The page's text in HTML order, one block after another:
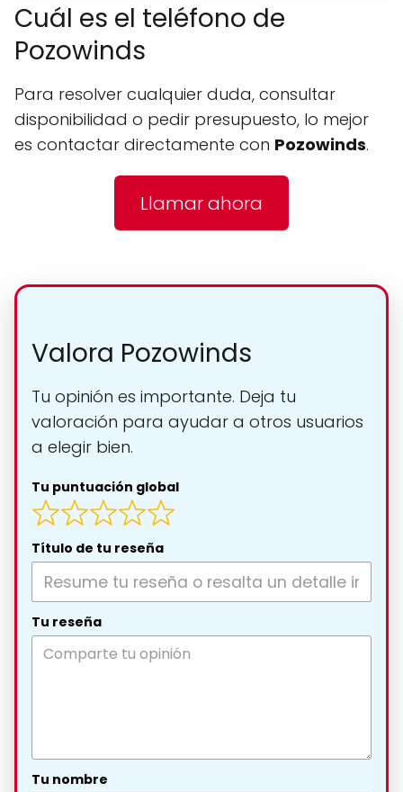
Cuál es el teléfono de
Pozowinds
Para resolver cualquier duda, consultar
disponibilidad o pedir presupuesto, lo mejor
es contactar directamente con Pozowinds.
Llamar ahora
Valora Pozowinds
Tu opinión es importante. Deja tu
valoración para ayudar a otros usuarios
a elegir bien.
Tu puntuación global
Título de tu reseña
Tu reseña
Tu nombre